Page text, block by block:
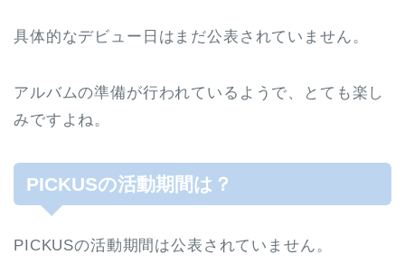
具体的なデビュー日はまだ公表されていません。
アルバムの準備が行われているようで、とても楽し
みですよね。
PICKUSの活動期間は？
PICKUSの活動期間は公表されていません。